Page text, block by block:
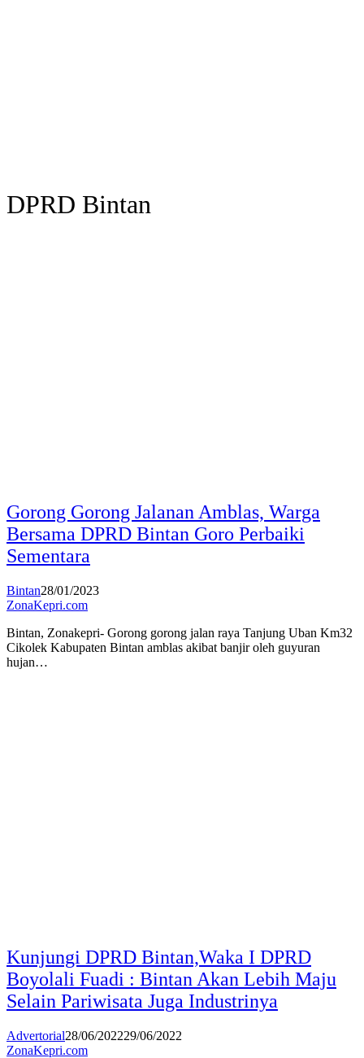
DPRD Bintan
Gorong Gorong Jalanan Amblas, Warga
Bersama DPRD Bintan Goro Perbaiki
Sementara
Bintan28/01/2023
ZonaKepri.com
Bintan, Zonakepri- Gorong gorong jalan raya Tanjung Uban Km32
Cikolek Kabupaten Bintan amblas akibat banjir oleh guyuran
hujan…
Kunjungi DPRD Bintan,Waka I DPRD
Boyolali Fuadi : Bintan Akan Lebih Maju
Selain Pariwisata Juga Industrinya
Advertorial28/06/202229/06/2022
ZonaKepri.com